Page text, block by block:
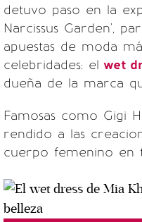
detuvo paso en la
Narcissus Garden',
apuestas de moda
celebridades: el wet
dueña de la marca
Famosas como Gigi
rendido a las
cuerpo femenino en